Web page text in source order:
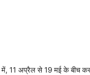
11 अप्रैल से 19 मई के बीच